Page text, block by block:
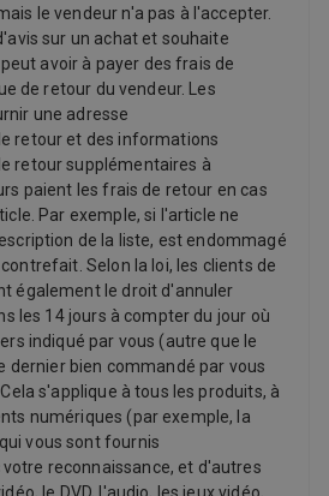
le vendeur n'a pas à l'accepter.
sur un achat et souhaite
avoir à payer des frais de
de retour du vendeur. Les
une adresse
retour et des informations
retour supplémentaires à
paient les frais de retour en cas
Par exemple, si l'article ne
de la liste, est endommagé
Selon la loi, les clients de
également le droit d'annuler
les 14 jours à compter du jour où
indiqué par vous (autre que le
dernier bien commandé par vous
s'applique à tous les produits, à
numériques (par exemple, la
vous sont fournis
reconnaissance, et d'autres